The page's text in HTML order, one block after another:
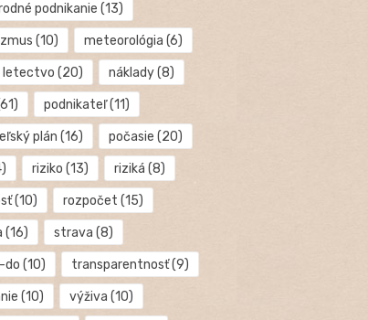
podnikanie (13)
(10) meteorológia (6)
letectvo (20) náklady(8)
podnikateľ(11)
plán (16) počasie (20)
riziko (13) riziká (8)
(10) rozpočet (15)
(16) strava (8)
do (10) transparentnosť(9)
(10) výživa (10)